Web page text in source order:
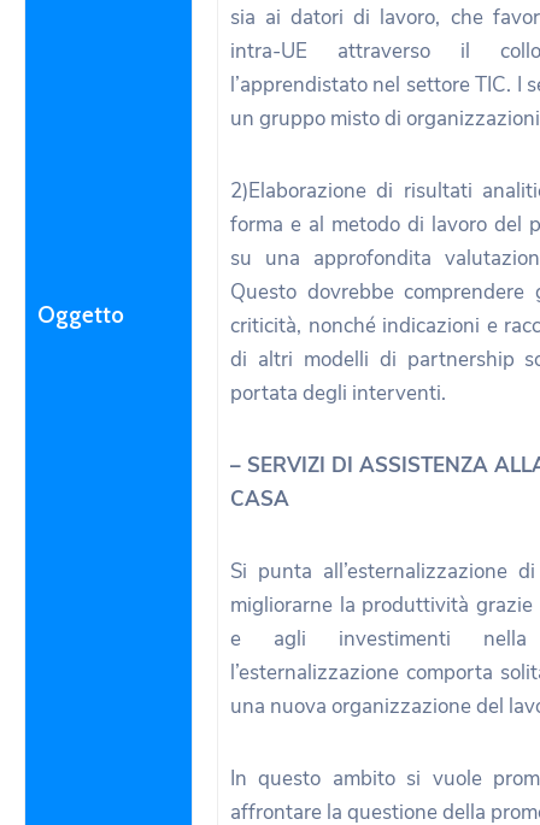
Oggetto
sia ai datori di lavoro, che
intra-UE attraverso il
l’apprendistato nel settore TIC. I
un gruppo misto di
2)Elaborazione di risultati
forma e al metodo di lavoro del
su una approfondita
Questo dovrebbe
criticità, nonché indicazioni e
di altri modelli di partnership
portata degli interventi.
– SERVIZI DI ASSISTENZA
CASA
Si punta all’esternalizzazione
migliorarne la produttività
e agli investimenti nella
l’esternalizzazione comporta
una nuova organizzazione del
In questo ambito si vuole
affrontare la questione della